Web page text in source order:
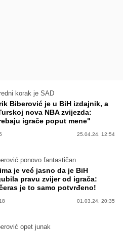
korak je SAD
Biberović je u BiH izdajnik, a
nova NBA zvijezda:
igrače poput mene"
25.04.24. 12:54
ponovo fantastičan
je već jasno da je BiH
pravu zvijer od igrača:
je to samo potvrđeno!
18 01.03.24. 20:35
opet junak